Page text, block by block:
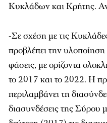
Κυκλάδων και Κρήτης.
-Σε σχέση με τις
προβλέπει την
φάσεις, με ορίζοντα
το 2017 και το 2022. Η
περιλαμβάνει τη
διασυνδέσεις της